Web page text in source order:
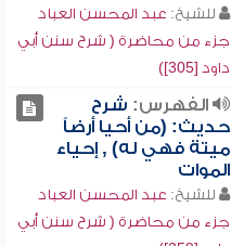
للشيخ: عبد المحسن العباد
جزء من محاضرة ( شرح سنن أبي
داود [305])
الفهرس: شرح
حديث: (من أحيا أرضاً
ميتة فهي له) , إحياء
الموات
للشيخ: عبد المحسن العباد
جزء من محاضرة ( شرح سنن أبي